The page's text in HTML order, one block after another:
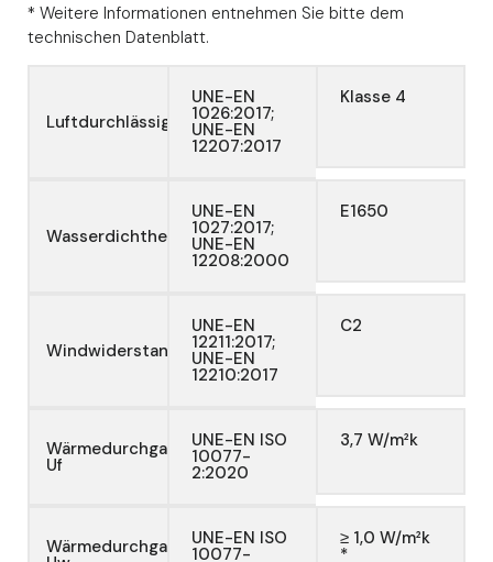
* Weitere Informationen entnehmen Sie bitte dem
technischen Datenblatt.
Luftdurchlässigkeit
UNE-EN
1026:2017;
UNE-EN
12207:2017
Klasse 4
Wasserdichtheit
UNE-EN
1027:2017;
UNE-EN
12208:2000
E1650
Windwiderstand
UNE-EN
12211:2017;
UNE-EN
12210:2017
C2
Wärmedurchgangskoeffizient
Uf
UNE-EN ISO
10077-
2:2020
3,7 W/m²k
Wärmedurchgangskoeffizient
UNE-EN ISO
10077-
≥ 1,0 W/m²k
*